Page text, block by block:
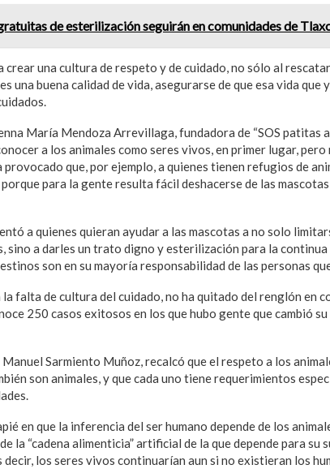
de esterilización seguirán en comunidades de
crear una cultura de respeto y de cuidado, no sólo al
una buena calidad de vida, asegurarse de que esa vida
María Mendoza Arrevillaga, fundadora de “SOS patitas
a los animales como seres vivos, en primer lugar,
que, por ejemplo, a quienes tienen refugios de
para la gente resulta fácil deshacerse de las
a quienes quieran ayudar a las mascotas a no solo
sino a darles un trato digno y esterilización para la
son en su mayoría responsabilidad de las personas
la falta de cultura del cuidado, no ha quitado del renglón en
250 casos exitosos en los que hubo gente que cambió
Sarmiento Muñoz, recalcó que el respeto a los
son animales, y que cada uno tiene requerimientos
en que la inferencia del ser humano depende de los
la “cadena alimenticia” artificial de la que depende para su
decir, los seres vivos continuarían aun si no existieran los